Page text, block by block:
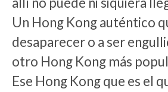
Un Hong Kong auténtico
desaparecer o a ser
otro Hong Kong más
Ese Hong Kong que es el